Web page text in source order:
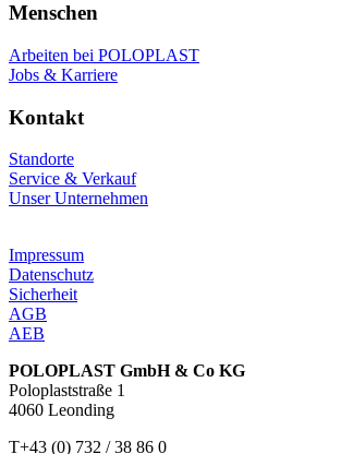
Menschen
Arbeiten bei POLOPLAST
Jobs & Karriere
Kontakt
Standorte
Service & Verkauf
Unser Unternehmen
Impressum
Datenschutz
Sicherheit
AGB
AEB
POLOPLAST GmbH & Co KG
Poloplaststraße 1
4060 Leonding
T+43 (0) 732 / 38 86 0